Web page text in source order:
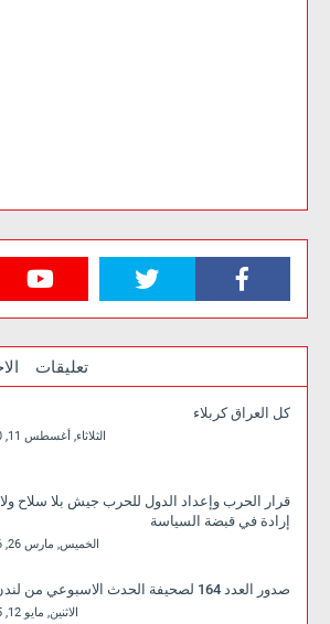
تعليقات
كل العراق كربلاء
الثلاثاء, أغسطس 11, 2020
قرار الحرب وإعداد الدول للحرب جيش بلا سلاح ولا
إرادة في قبضة السياسة
الخميس, مارس 26, 2026
صدور العدد 164 لصحيفة الحدث الاسبوعي من لندن
الاثنين, مايو 12, 2025